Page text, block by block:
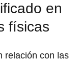
en
físicas
relación con las